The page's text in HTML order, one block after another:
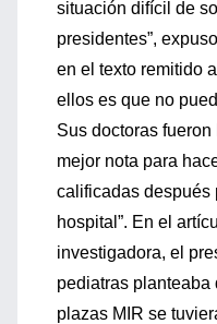
situación difícil de
presidentes”,
en el texto remitido
ellos es que no
Sus doctoras
mejor nota para
calificadas después
hospital”. En el
investigadora, el
pediatras planteaba
plazas MIR se